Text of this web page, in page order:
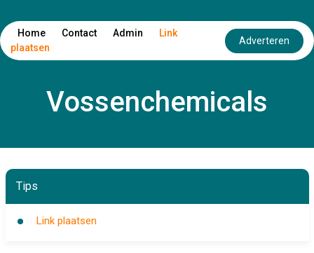
Home Contact Admin
Link
plaatsen
Adverteren
Vossenchemicals
Tips
Link plaatsen